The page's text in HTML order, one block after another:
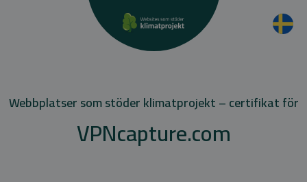
Webbplatser som stöder klimatprojekt – certifikat för
VPNcapture.com